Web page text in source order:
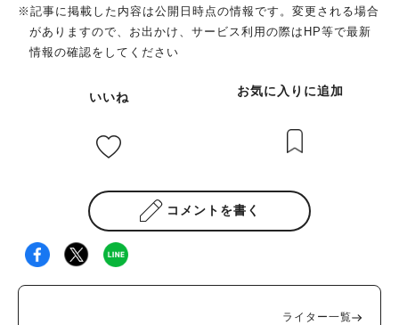
※記事に掲載した内容は公開日時点の情報です。変更される場合
がありますので、お出かけ、サービス利用の際はHP等で最新
情報の確認をしてください
いいね お気に入りに追加
コメントを書く
ライター一覧